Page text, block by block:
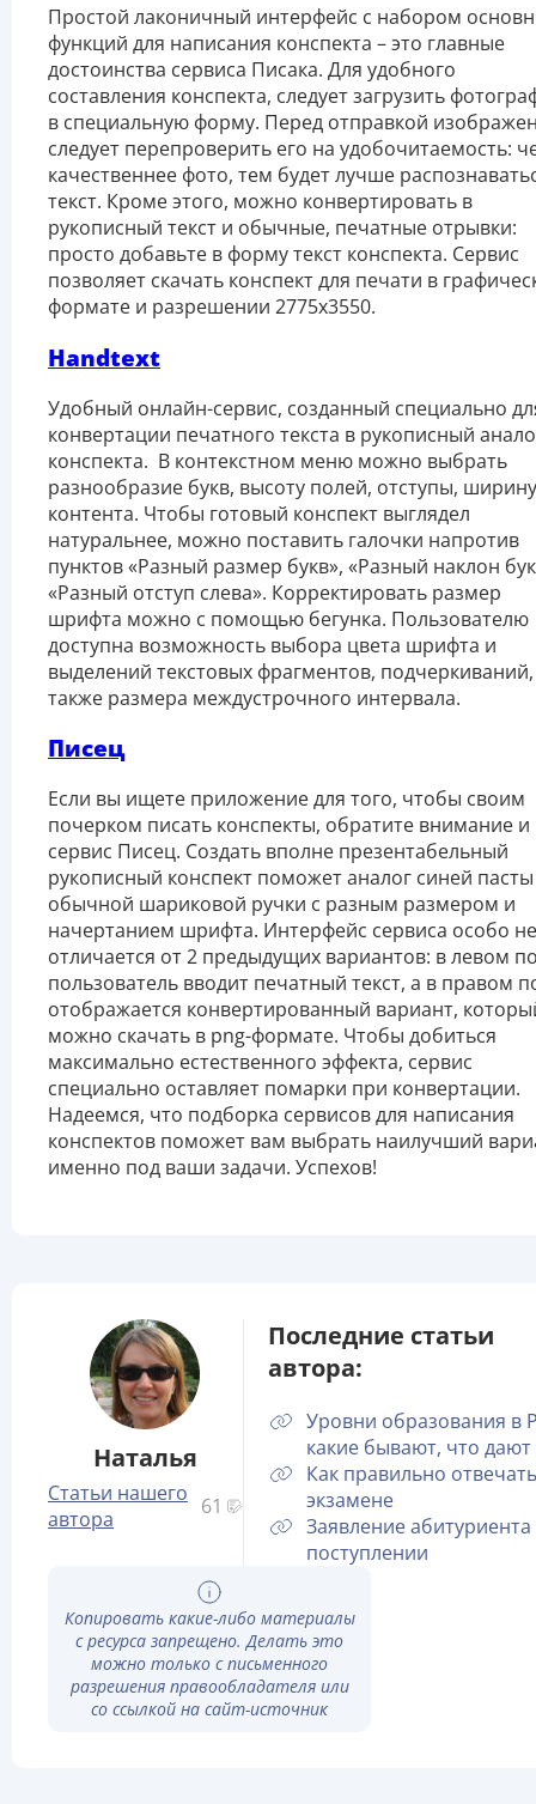
Простой лаконичный интерфейс с набором
функций для написания конспекта – это главные
достоинства сервиса Писака. Для удобного
составления конспекта, следует загрузить
в специальную форму. Перед отправкой
следует перепроверить его на удобочитаемость:
качественнее фото, тем будет лучше
текст. Кроме этого, можно конвертировать в
рукописный текст и обычные, печатные отрывки:
просто добавьте в форму текст конспекта. Сервис
позволяет скачать конспект для печати в
формате и разрешении 2775х3550.
Handtext
Удобный онлайн-сервис, созданный специально
конвертации печатного текста в рукописный
конспекта. В контекстном меню можно выбрать
разнообразие букв, высоту полей, отступы, ширину
контента. Чтобы готовый конспект выглядел
натуральнее, можно поставить галочки напротив
пунктов «Разный размер букв», «Разный наклон
«Разный отступ слева». Корректировать размер
шрифта можно с помощью бегунка. Пользователю
доступна возможность выбора цвета шрифта и
выделений текстовых фрагментов,
также размера междустрочного интервала.
Писец
Если вы ищете приложение для того, чтобы своим
почерком писать конспекты, обратите внимание и
сервис Писец. Создать вполне презентабельный
рукописный конспект поможет аналог синей пасты
обычной шариковой ручки с разным размером и
начертанием шрифта. Интерфейс сервиса особо не
отличается от 2 предыдущих вариантов: в левом
пользователь вводит печатный текст, а в правом
отображается конвертированный вариант,
можно скачать в png-формате. Чтобы добиться
максимально естественного эффекта, сервис
специально оставляет помарки при конвертации.
Надеемся, что подборка сервисов для написания
конспектов поможет вам выбрать наилучший
именно под ваши задачи. Успехов!
Наталья
Статьи нашего
автора
61
Последние статьи
автора:
Уровни образования в
какие бывают, что дают
Как правильно
экзамене
Заявление абитуриента
поступлении
Копировать какие-либо материалы
с ресурса запрещено. Делать это
можно только с письменного
разрешения правообладателя или
со ссылкой на сайт-источник